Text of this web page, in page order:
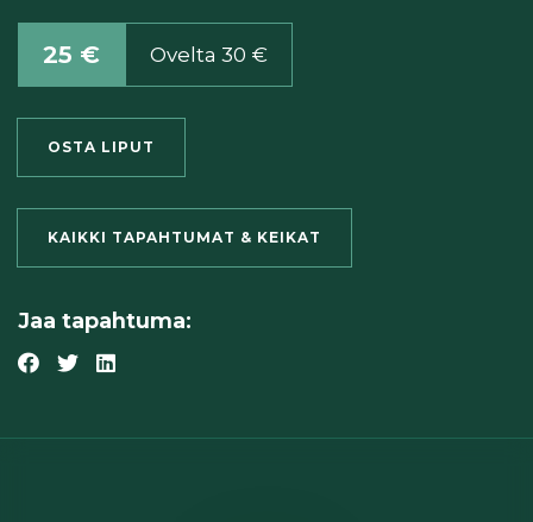
25 € Ovelta 30 €
OSTA LIPUT
KAIKKI TAPAHTUMAT & KEIKAT
Jaa tapahtuma: